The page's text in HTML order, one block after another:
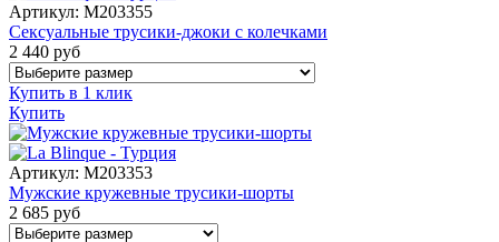
Артикул: M203355
Сексуальные трусики-джоки с колечками
2 440 руб
Купить в 1 клик
Купить
Артикул: M203353
Мужские кружевные трусики-шорты
2 685 руб